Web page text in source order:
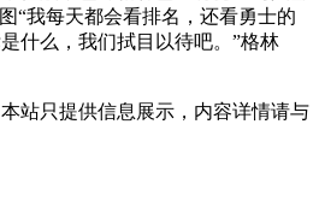
“我每天都会看排名，还看勇士的
什么，我们拭目以待吧。”格林
本站只提供信息展示，内容详情请与